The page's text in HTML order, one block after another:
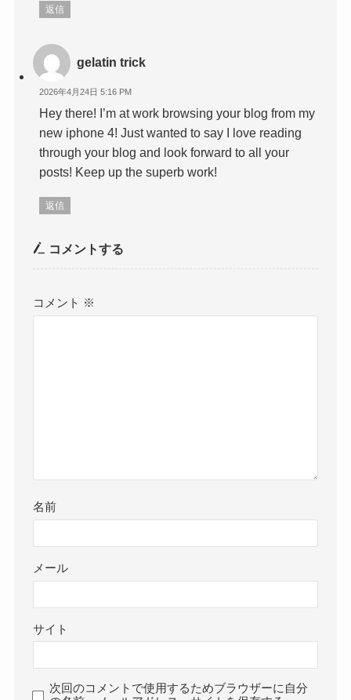
返信
gelatin trick
2026年4月24日 5:16 PM
Hey there! I’m at work browsing your blog from my
new iphone 4! Just wanted to say I love reading
through your blog and look forward to all your
posts! Keep up the superb work!
返信
コメントする
コメント ※
名前
メール
サイト
次回のコメントで使用するためブラウザーに自分